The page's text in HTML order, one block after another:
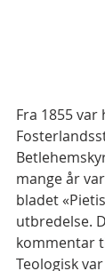
Fra 1855
mange år
bladet
utbredelse.
kommentar
Teologisk